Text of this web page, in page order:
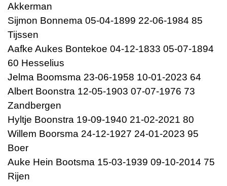
Akkerman
Sijmon Bonnema 05-04-1899 22-06-1984 85
Tijssen
Aafke Aukes Bontekoe 04-12-1833 05-07-1894
60 Hesselius
Jelma Boomsma 23-06-1958 10-01-2023 64
Albert Boonstra 12-05-1903 07-07-1976 73
Zandbergen
Hyltje Boonstra 19-09-1940 21-02-2021 80
Willem Boorsma 24-12-1927 24-01-2023 95
Boer
Auke Hein Bootsma 15-03-1939 09-10-2014 75
Rijen